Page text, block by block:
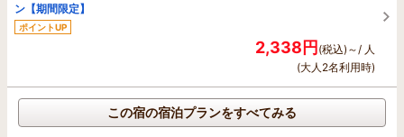
ン【期間限定】
ポイントUP
2,338円(税込)～/ 人
(大人2名利用時)
この宿の宿泊プランをすべてみる